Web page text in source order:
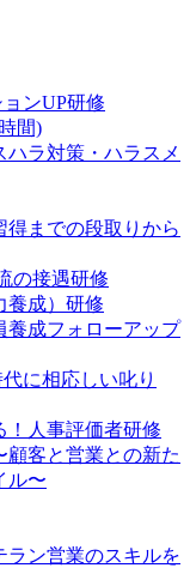
ンUP研修
間)
ラ対策・ハラスメ
までの段取りから
の接遇研修
養成）研修
養成フォローアップ
に相応しい叱り
！人事評価者研修
客と営業との新た
ル〜
ン営業のスキルを